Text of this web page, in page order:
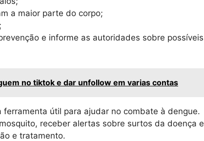
a maior parte do corpo;
e informe as autoridades sobre possíveis
no tiktok e dar unfollow em varias contas
ferramenta útil para ajudar no combate à dengue.
receber alertas sobre surtos da doença e
e tratamento.